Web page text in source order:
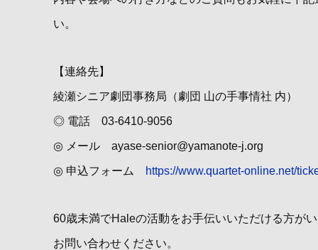
い。
【連絡先】
綾瀬シニア劇団事務局（劇団 山の手事情社 内）
◎ 電話 03-6410-9056
◎ メール ayase-senior@yamanote-j.org
◎ 申込フォーム https://www.quartet-online.net/
60歳未満でHaleの活動をお手伝いいただける方が
お問い合わせください。